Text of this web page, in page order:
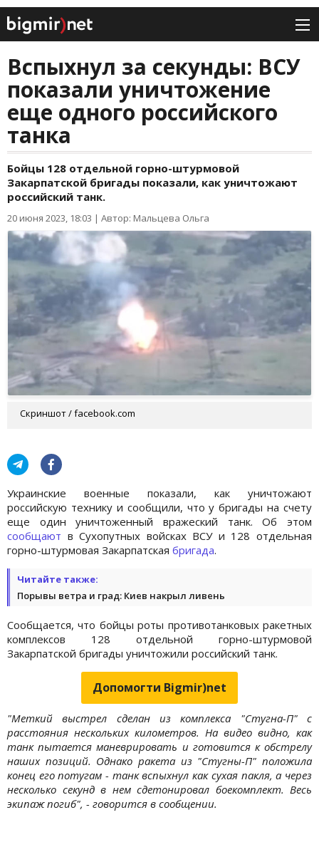
Вспыхнул за секунды: ВСУ
показали уничтожение
еще одного российского
танка
Бойцы 128 отдельной горно-штурмовой
Закарпатской бригады показали, как уничтожают
российский танк.
20 июня 2023, 18:03 | Автор: Мальцева Ольга
Скриншот / facebook.com
Украинские военные показали, как уничтожают
российскую технику и сообщили, что у бригады на счету
еще один уничтоженный вражеский танк. Об этом
сообщают в Сухопутных войсках ВСУ и 128 отдельная
горно-штурмовая Закарпатская бригада.
Читайте также:
Порывы ветра и град: Киев накрыл ливень
Сообщается, что бойцы роты противотанковых ракетных
комплексов 128 отдельной горно-штурмовой
Закарпатской бригады уничтожили российский танк.
Допомогти Bigmir)net
"Меткий выстрел сделан из комплекса "Стугна-П" с
расстояния нескольких километров. На видео видно, как
танк пытается маневрировать и готовится к обстрелу
наших позиций. Однако ракета из "Стугны-П" положила
конец его потугам - танк вспыхнул как сухая пакля, а через
несколько секунд в нем сдетонировал боекомплект. Весь
экипаж погиб", - говорится в сообщении.